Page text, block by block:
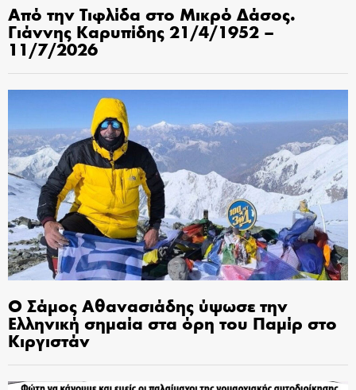
Από την Τιφλίδα στο Μικρό Δάσος.
Γιάννης Καρυπίδης 21/4/1952 –
11/7/2026
Ο Σάμος Αθανασιάδης ύψωσε την
Ελληνική σημαία στα όρη του Παμίρ στο
Κιργιστάν